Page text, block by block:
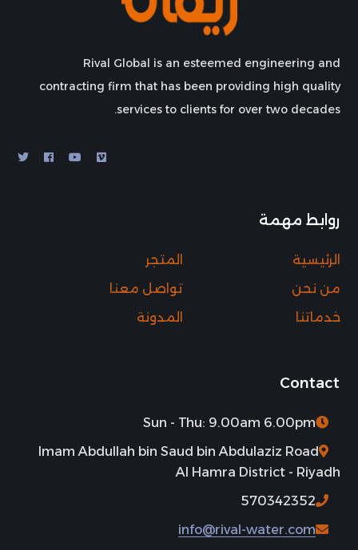
Rival Global is an esteemed engineering and
contracting firm that has been providing high quality
services to clients for over two decades.
روابط مهمة
المتجر
الرئيسية
تواصل معنا
من نحن
المدونة
خدماتنا
Contact
Sun - Thu: 9.00am 6.00pm
Imam Abdullah bin Saud bin Abdulaziz Road
Al Hamra District - Riyadh
570342352
info@rival-water.com